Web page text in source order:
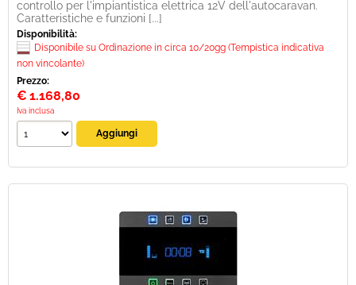
controllo per l'impiantistica elettrica 12V dell'autocaravan.
Caratteristiche e funzioni [...]
Disponibilità:
Disponibile su Ordinazione in circa 10/20gg (Tempistica indicativa
non vincolante)
Prezzo:
€ 1.168,80
Iva inclusa